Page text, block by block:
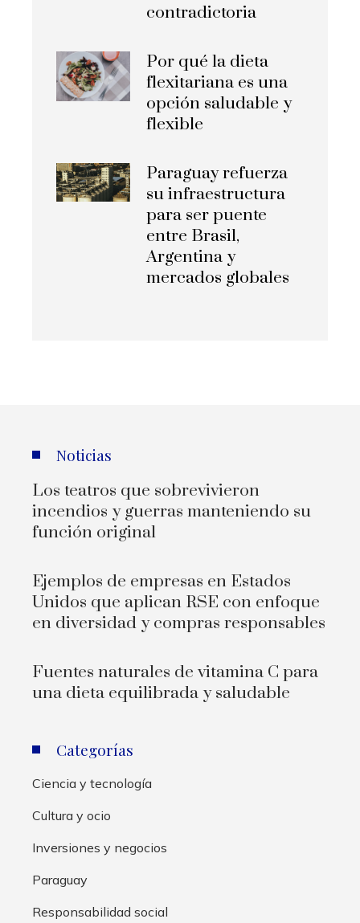
contradictoria
Por qué la dieta
flexitariana es una
opción saludable y
flexible
Paraguay refuerza
su infraestructura
para ser puente
entre Brasil,
Argentina y
mercados globales
Noticias
Los teatros que sobrevivieron
incendios y guerras manteniendo su
función original
Ejemplos de empresas en Estados
Unidos que aplican RSE con enfoque
en diversidad y compras responsables
Fuentes naturales de vitamina C para
una dieta equilibrada y saludable
Categorías
Ciencia y tecnología
Cultura y ocio
Inversiones y negocios
Paraguay
Responsabilidad social